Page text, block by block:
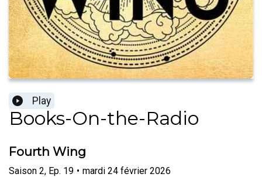
Play
Books-On-the-Radio
Fourth Wing
Saison 2, Ep. 19 • mardi 24 février 2026